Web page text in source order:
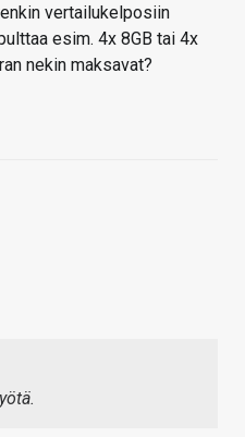
vertailukelposiin
esim. 4x 8GB tai 4x
nekin maksavat?